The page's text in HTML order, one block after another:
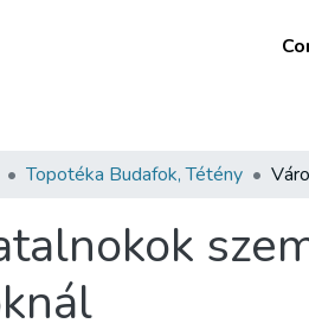
Topotéka Budafok, Tétény